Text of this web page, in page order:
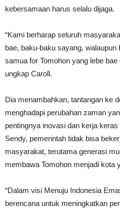
kebersamaan harus selalu dijaga.
“Kami berharap seluruh
bae, baku-baku sayang, walaupun
samua for Tomohon yang lebe bae
ungkap Caroll.
Dia menambahkan, tantangan ke
menghadapi perubahan zaman
pentingnya inovasi dan kerja
Sendy, pemerintah tidak bisa
masyarakat, terutama generasi
membawa Tomohon menjadi kota
“Dalam visi Menuju Indonesia
berencana untuk meningkatkan